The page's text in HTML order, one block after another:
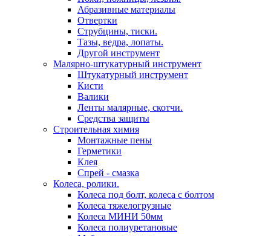
Абразивные материалы
Отвертки
Cтрубцины, тиски.
Тазы, ведра, лопаты.
Другой инструмент
Малярно-штукатурный инструмент
Штукатурный инструмент
Кисти
Валики
Ленты малярные, скотчи.
Средства защиты
Строительная химия
Монтажные пены
Герметики
Клея
Спрей - смазка
Колеса, ролики.
Колеса под болт, колеса с болтом
Колеса тяжелогрузные
Колеса МИНИ 50мм
Колеса полиуретановые